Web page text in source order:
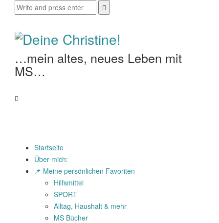
…mein altes, neues Leben mit
MS…
Startseite
Über mich:
📌 Meine persönlichen Favoriten
Hilfsmittel
SPORT
Alltag, Haushalt & mehr
MS Bücher